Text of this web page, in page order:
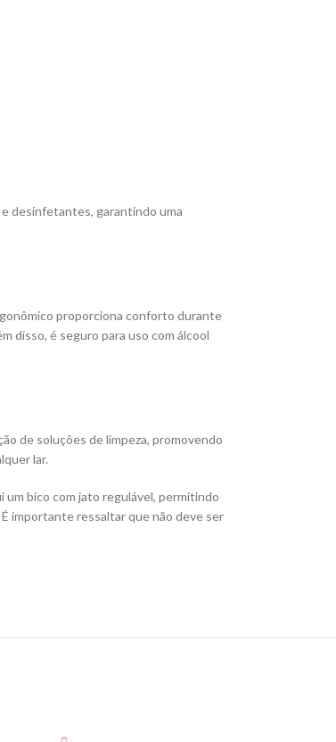
desinfetantes, garantindo uma
proporciona conforto durante
disso, é seguro para uso com álcool
de soluções de limpeza, promovendo
lar.
um bico com jato regulável, permitindo
importante ressaltar que não deve ser